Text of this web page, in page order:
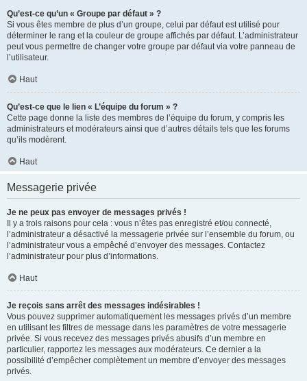
Qu’est-ce qu’un « Groupe par défaut » ?
Si vous êtes membre de plus d’un groupe, celui par défaut est utilisé pour
déterminer le rang et la couleur de groupe affichés par défaut. L’administrateur
peut vous permettre de changer votre groupe par défaut via votre panneau de
l’utilisateur.
Haut
Qu’est-ce que le lien « L’équipe du forum » ?
Cette page donne la liste des membres de l’équipe du forum, y compris les
administrateurs et modérateurs ainsi que d’autres détails tels que les forums
qu’ils modèrent.
Haut
Messagerie privée
Je ne peux pas envoyer de messages privés !
Il y a trois raisons pour cela : vous n’êtes pas enregistré et/ou connecté,
l’administrateur a désactivé la messagerie privée sur l’ensemble du forum, ou
l’administrateur vous a empêché d’envoyer des messages. Contactez
l’administrateur pour plus d’informations.
Haut
Je reçois sans arrêt des messages indésirables !
Vous pouvez supprimer automatiquement les messages privés d’un membre
en utilisant les filtres de message dans les paramètres de votre messagerie
privée. Si vous recevez des messages privés abusifs d’un membre en
particulier, rapportez les messages aux modérateurs. Ce dernier a la
possibilité d’empêcher complètement un membre d’envoyer des messages
privés.